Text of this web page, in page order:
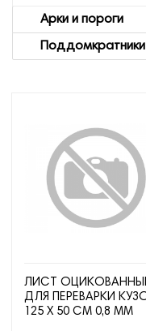
Арки и пороги
Поддомкратники
ЛИСТ
ДЛЯ ПЕРЕВАРКИ
125 Х 50 СМ 0,8 ММ